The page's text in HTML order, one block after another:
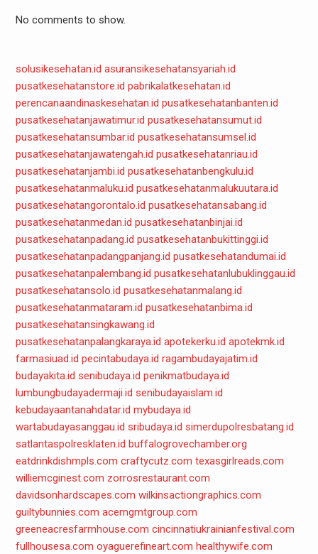
No comments to show.
solusikesehatan.id asuransikesehatansyariah.id
pusatkesehatanstore.id pabrikalatkesehatan.id
perencanaandinaskesehatan.id pusatkesehatanbanten.id
pusatkesehatanjawatimur.id pusatkesehatansumut.id
pusatkesehatansumbar.id pusatkesehatansumsel.id
pusatkesehatanjawatengah.id pusatkesehatanriau.id
pusatkesehatanjambi.id pusatkesehatanbengkulu.id
pusatkesehatanmaluku.id pusatkesehatanmalukuutara.id
pusatkesehatangorontalo.id pusatkesehatansabang.id
pusatkesehatanmedan.id pusatkesehatanbinjai.id
pusatkesehatanpadang.id pusatkesehatanbukittinggi.id
pusatkesehatanpadangpanjang.id pusatkesehatandumai.id
pusatkesehatanpalembang.id pusatkesehatanlubuklinggau.id
pusatkesehatansolo.id pusatkesehatanmalang.id
pusatkesehatanmataram.id pusatkesehatanbima.id
pusatkesehatansingkawang.id
pusatkesehatanpalangkaraya.id apotekerku.id apotekmk.id
farmasiuad.id pecintabudaya.id ragambudayajatim.id
budayakita.id senibudaya.id penikmatbudaya.id
lumbungbudayadermaji.id senibudayaislam.id
kebudayaantanahdatar.id mybudaya.id
wartabudayasanggau.id sribudaya.id simerdupolresbatang.id
satlantaspolresklaten.id buffalogrovechamber.org
eatdrinkdishmpls.com craftycutz.com texasgirlreads.com
williemcginest.com zorrosrestaurant.com
davidsonhardscapes.com wilkinsactiongraphics.com
guiltybunnies.com acemgmtgroup.com
greeneacresfarmhouse.com cincinnatiukrainianfestival.com
fullhousesa.com oyaguerefineart.com healthywife.com